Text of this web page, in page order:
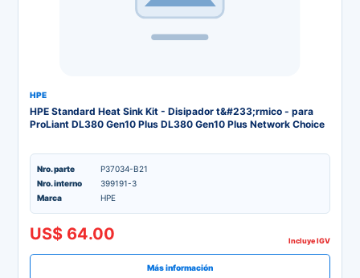
HPE
HPE Standard Heat Sink Kit - Disipador t&#233;rmico - para
ProLiant DL380 Gen10 Plus DL380 Gen10 Plus Network Choice
Nro. parte
P37034-B21
Nro. interno
399191-3
Marca
HPE
US$ 64.00 Incluye IGV
Más información